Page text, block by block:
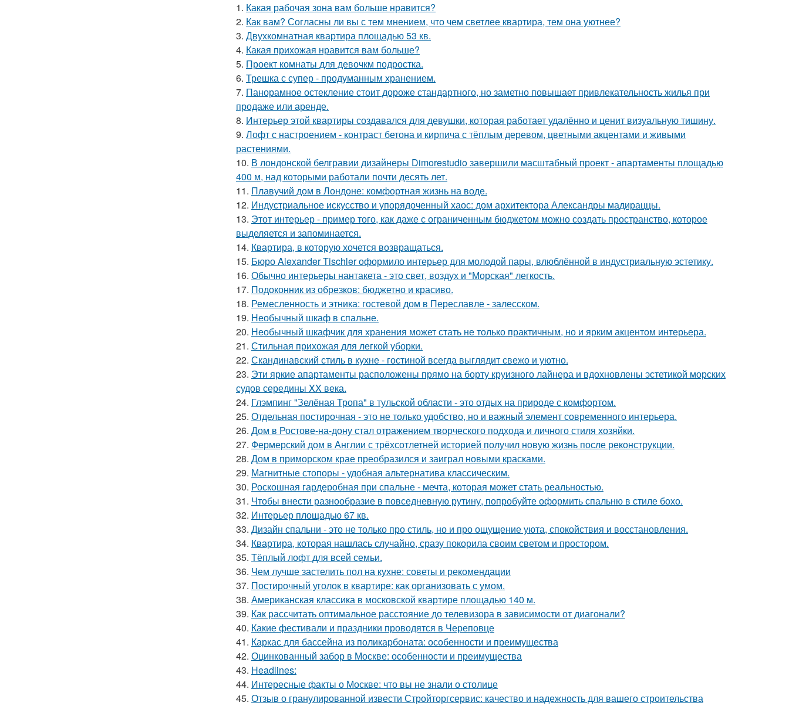
1. Какая рабочая зона вам больше нравится?
2. Как вам? Согласны ли вы с тем мнением, что чем светлее квартира, тем она уютнее?
3. Двухкомнатная квартира площадью 53 кв.
4. Какая прихожая нравится вам больше?
5. Проект комнаты для девочкм подростка.
6. Трешка с супер - продуманным хранением.
7. Панорамное остекление стоит дороже стандартного, но заметно повышает привлекательность жилья при
продаже или аренде.
8. Интерьер этой квартиры создавался для девушки, которая работает удалённо и ценит визуальную тишину.
9. Лофт с настроением - контраст бетона и кирпича с тёплым деревом, цветными акцентами и живыми
растениями.
10. В лондонской белгравии дизайнеры Dimorestudio завершили масштабный проект - апартаменты площадью
400 м, над которыми работали почти десять лет.
11. Плавучий дом в Лондоне: комфортная жизнь на воде.
12. Индустриальное искусство и упорядоченный хаос: дом архитектора Александры мадираццы.
13. Этот интерьер - пример того, как даже с ограниченным бюджетом можно создать пространство, которое
выделяется и запоминается.
14. Квартира, в которую хочется возвращаться.
15. Бюро Alexander Tischler оформило интерьер для молодой пары, влюблённой в индустриальную эстетику.
16. Обычно интерьеры нантакета - это свет, воздух и "Морская" легкость.
17. Подоконник из обрезков: бюджетно и красиво.
18. Ремесленность и этника: гостевой дом в Переславле - залесском.
19. Необычный шкаф в спальне.
20. Необычный шкафчик для хранения может стать не только практичным, но и ярким акцентом интерьера.
21. Стильная прихожая для легкой уборки.
22. Скандинавский стиль в кухне - гостиной всегда выглядит свежо и уютно.
23. Эти яркие апартаменты расположены прямо на борту круизного лайнера и вдохновлены эстетикой морских
судов середины XX века.
24. Глэмпинг "Зелёная Тропа" в тульской области - это отдых на природе с комфортом.
25. Отдельная постирочная - это не только удобство, но и важный элемент современного интерьера.
26. Дом в Ростове-на-дону стал отражением творческого подхода и личного стиля хозяйки.
27. Фермерский дом в Англии с трёхсотлетней историей получил новую жизнь после реконструкции.
28. Дом в приморском крае преобразился и заиграл новыми красками.
29. Магнитные стопоры - удобная альтернатива классическим.
30. Роскошная гардеробная при спальне - мечта, которая может стать реальностью.
31. Чтобы внести разнообразие в повседневную рутину, попробуйте оформить спальню в стиле бохо.
32. Интерьер площадью 67 кв.
33. Дизайн спальни - это не только про стиль, но и про ощущение уюта, спокойствия и восстановления.
34. Квартира, которая нашлась случайно, сразу покорила своим светом и простором.
35. Тёплый лофт для всей семьи.
36. Чем лучше застелить пол на кухне: советы и рекомендации
37. Постирочный уголок в квартире: как организовать с умом.
38. Американская классика в московской квартире площадью 140 м.
39. Как рассчитать оптимальное расстояние до телевизора в зависимости от диагонали?
40. Какие фестивали и праздники проводятся в Череповце
41. Каркас для бассейна из поликарбоната: особенности и преимущества
42. Оцинкованный забор в Москве: особенности и преимущества
43. Headlines:
44. Интересные факты о Москве: что вы не знали о столице
45. Отзыв о гранулированной извести Стройторгсервис: качество и надежность для вашего строительства